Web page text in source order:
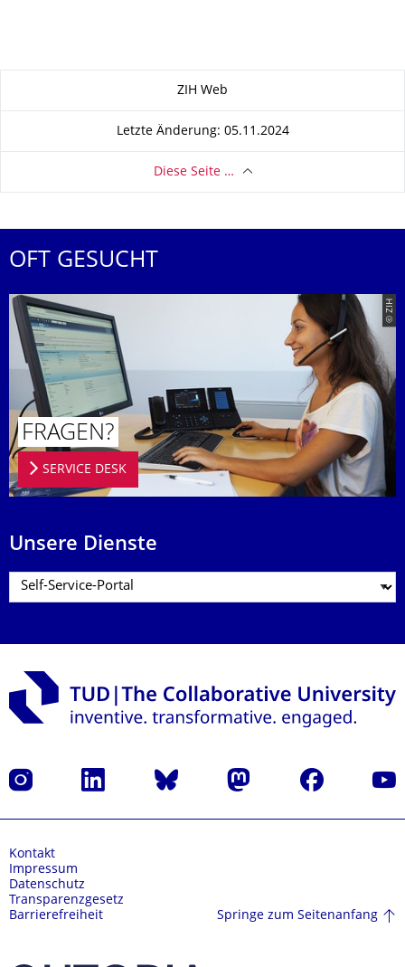
ZIH Web
Letzte Änderung: 05.11.2024
Diese Seite …
OFT GESUCHT
© ZIH
FRAGEN?
SERVICE DESK
Unsere Dienste
Instagram LinkedIn Bluesky Mastodon Facebook
Kontakt
Impressum
Datenschutz
Transparenzgesetz
Barrierefreiheit
Springe zum Seitenanfang